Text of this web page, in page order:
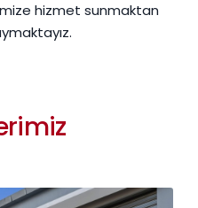
hizmet sunmaktan